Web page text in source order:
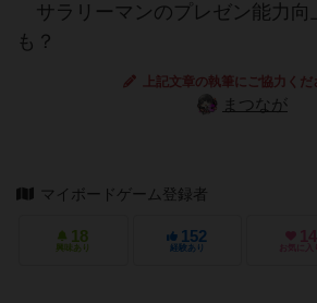
サラリーマンのプレゼン能力向
も？
上記文章の執筆にご協力く
まつなが
マイボードゲーム登録者
18
興味あり
152
経験あり
14
お気に入り